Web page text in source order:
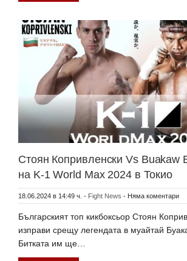
Стоян Копривленски Vs Buakaw
на K-1 World Max 2024 в Токио
18.06.2024 в 14:49 ч. - Fight News - Няма коментари
Българският топ кикбоксьор Стоян
изправи срещу легендата в муайтай
Битката им ще…